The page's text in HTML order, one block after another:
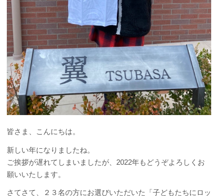
皆さま、こんにちは。
新しい年になりましたね。
ご挨拶が遅れてしまいましたが、2022年もどうぞよろしくお
願いいたします。
さてさて、２３名の方にお選びいただいた「子どもたちにロッ